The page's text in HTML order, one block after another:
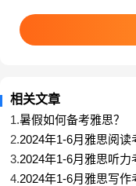
每天练习一些与雅
日常练习中，可以
20分钟来完成任务
4、雅思口语
相关文章
1.暑假如何备考雅思？
2.2024年1-6月雅思阅
3.2024年1-6月雅思听
4.2024年1-6月雅思写